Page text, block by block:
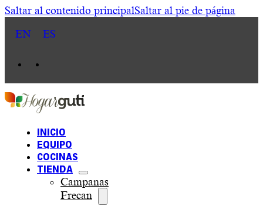
Saltar al contenido principalSaltar al pie de página
EN
ES
INICIO
EQUIPO
COCINAS
TIENDA
Campanas
Frecan